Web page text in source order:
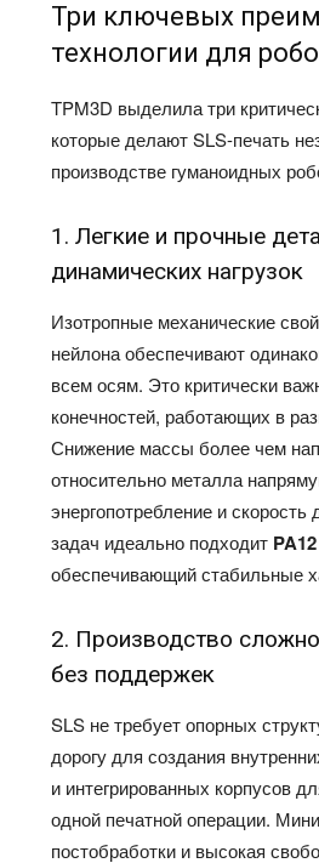
Три ключевых
технологии для
TPM3D выделила три
которые делают SLS-печать
производстве гуманоидных
1. Легкие и прочные
динамических нагрузок
Изотропные механические
нейлона обеспечивают
всем осям. Это критически
конечностей, работающих в
Снижение массы более чем
относительно металла
энергопотребление и
задач идеально подходит
обеспечивающий стабильные
2. Производство
без поддержек
SLS не требует опорных
дорогу для создания
и интегрированных корпусов
одной печатной операции.
постобработки и высокая